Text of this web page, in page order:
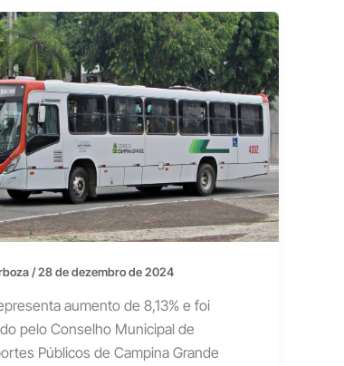
/28 de dezembro de 2024
aumento de 8,13% e foi
pelo Conselho Municipal de
Públicos de Campina Grande